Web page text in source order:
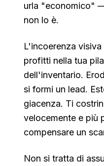
urla "economico"
non lo è.
L'incoerenza
profitti nella tua
dell'inventario.
si formi un lead.
giacenza. Ti
velocemente e più
compensare un
Non si tratta di